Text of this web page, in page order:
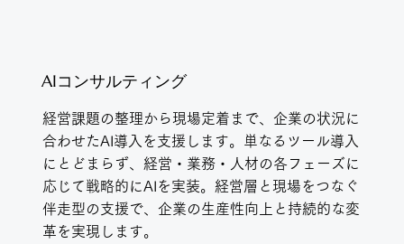
AIコンサルティング
経営課題の整理から現場定着まで、企業の状況に
合わせたAI導入を支援します。単なるツール導入
にとどまらず、経営・業務・人材の各フェーズに
応じて戦略的にAIを実装。経営層と現場をつなぐ
伴走型の支援で、企業の生産性向上と持続的な変
革を実現します。